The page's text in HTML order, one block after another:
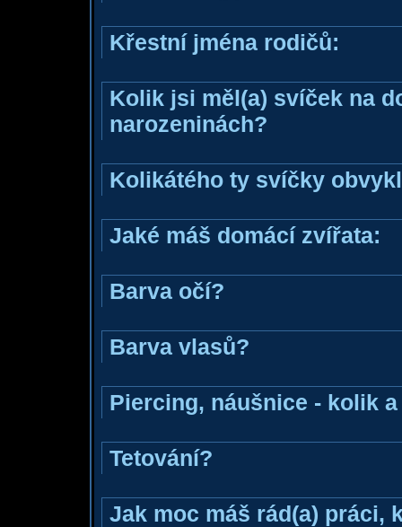
Křestní jména rodičů:
Kolik jsi měl(a) svíček na
narozeninách?
Kolikátého ty svíčky
Jaké máš domácí zvířata:
Barva očí?
Barva vlasů?
Piercing, náušnice - kolik
Tetování?
Jak moc máš rád(a) práci,